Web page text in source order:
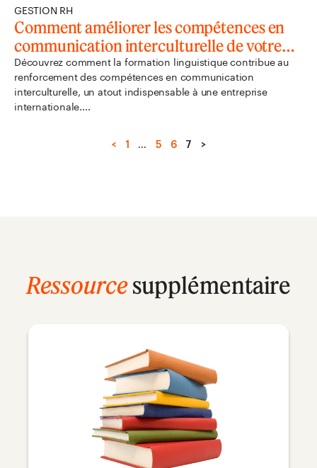
GESTION RH
Comment améliorer les compétences en
communication interculturelle de votre
équipe
Découvrez comment la formation linguistique contribue au
renforcement des compétences en communication
interculturelle, un atout indispensable à une entreprise
internationale....
< 1 … 5 6 7 >
Ressourcesupplémentaire